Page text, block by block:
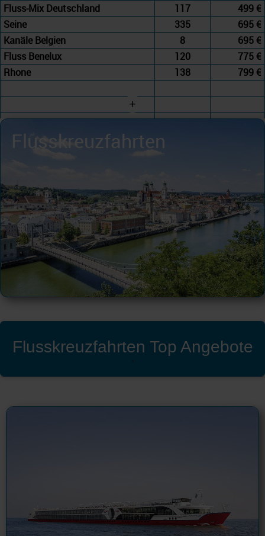
Fluss-Mix Deutschland 117
499 €
Seine
335
695 €
Kanäle Belgien
8
695 €
Fluss Benelux
120
775 €
Rhone
138 799 €
+
Flusskreuzfahrten
Flusskreuzfahrten Top Angebote
'